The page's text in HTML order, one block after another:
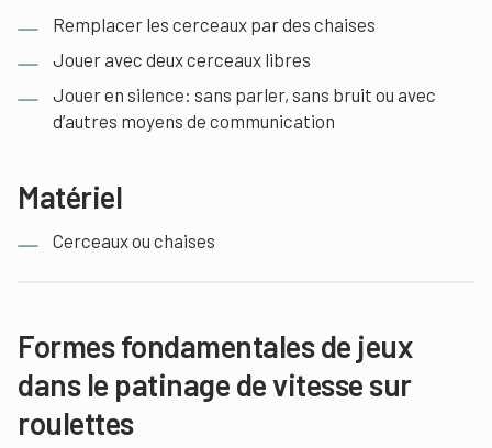
Remplacer les cerceaux par des chaises
Jouer avec deux cerceaux libres
Jouer en silence: sans parler, sans bruit ou avec
d’autres moyens de communication
Matériel
Cerceaux ou chaises
Formes fondamentales de jeux
dans le patinage de vitesse sur
roulettes